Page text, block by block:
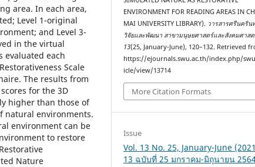
area. In each area,
Level 1-original
and Level 3-
in the virtual
evaluated each
Scale
The results from
for the 3D
higher than those of
natural environments.
environment can be
to restore
Nature
ENVIRONMENT FOR READING AREAS IN
MAI UNIVERSITY LIBRARY). วารสารศรีนคริน
วิจัยและพัฒนา สาขามนุษยศาสตร์และสังคมศาส
13(25, January-June), 120–132. Retrieved
https://ejournals.swu.ac.th/index.php/
icle/view/13714
More Citation Formats
Issue
Vol. 13 No. 25, January-June
13 ฉบับที่ 25 มกราคม-มิถุนายน